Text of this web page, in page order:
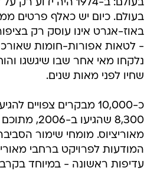
בעולם: ב-1974 היה
בעולם. כיום יש כאלף פרטים
- לטאות אפורות-חומות
נלקחו מאי אחר שבו שיגשגו
שחיו לפני מאות שנים.
כ-10,000 מבקרים
8,300 שהגיעו
מאוריציוס. מומחי שימור
המודעות לפרויקט ברחבי
עדיפות ראשונה - במיוחד